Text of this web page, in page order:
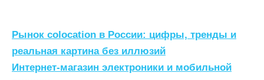
Н
а
в
Рынок colocation в России: цифры, тренды и
реальная картина без иллюзий
Интернет-магазин электроники и мобильной